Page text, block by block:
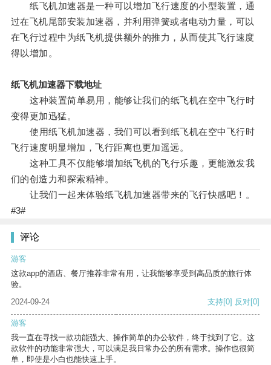
纸飞机加速器是一种可以增加飞行速度的小型装置，通
过在飞机尾部安装加速器，并利用弹簧或者电动力量，可以
在飞行过程中为纸飞机提供额外的推力，从而使其飞行速度
得以增加。
纸飞机加速器下载地址
这种装置简单易用，能够让我们的纸飞机在空中飞行时
变得更加迅猛。
使用纸飞机加速器，我们可以看到纸飞机在空中飞行时
飞行速度明显增加，飞行距离也更加遥远。
这种工具不仅能够增加纸飞机的飞行乐趣，更能激发我
们的创造力和探索精神。
让我们一起来体验纸飞机加速器带来的飞行快感吧！。
#3#
评论
游客
这款app的酒店、餐厅推荐非常有用，让我能够享受到高品质的旅行体
验。
2024-09-24
支持[0] 反对[0]
游客
我一直在寻找一款功能强大、操作简单的办公软件，终于找到了它。这
款软件的功能非常强大，可以满足我日常办公的所有需求。操作也很简
单，即使是小白也能快速上手。